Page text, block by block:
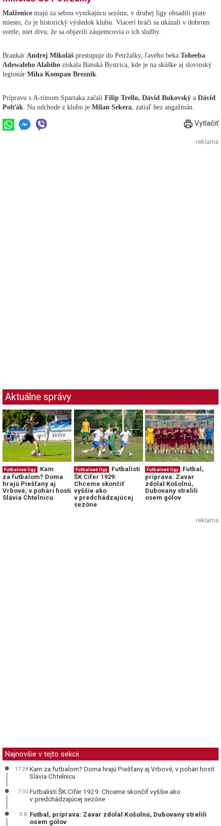
Malženice majú za sebou vynikajúcu sezónu, v druhej ligy obsadili piate
miesto, čo je historický výsledok klubu. Viacerí hráči sa ukázali v dobrom
svetle, niet divu, že sa objavili záujemcovia o ich služby.
Brankár Andrej Mikoláš prestupuje do Petržalky, ľavého beka Toheeba
Adewaleho Alabiho získala Banská Bystrica, kde je na skúške aj slovinský
legionár Miha Kompan Breznik.
Prípravu s A-tímom Spartaka začali Filip Trello, Dávid Bukovský a Dávid
Polťák. Na odchode z klubu je Milan Sekera, zatiaľ bez angažmán.
Vytlačiť
reklama
Aktuálne správy
Futbalové ligy
Kam
za futbalom? Doma
hrajú Piešťany aj
Vrbové, v pohári hostí
Slávia Chtelnicu
Futbalové ligy
Futbalisti
ŠK Cífer 1929:
Chceme skončiť
vyššie ako
v predchádzajúcej
sezóne
Futbalové ligy
Futbal,
príprava: Zavar
zdolal Košolnú,
Dubovany strelili
osem gólov
reklama
Najnovšie v tejto sekcii
17:28 Kam za futbalom? Doma hrajú Piešťany aj Vrbové, v pohári hostí
Slávia Chtelnicu
7:30 Futbalisti ŠK Cífer 1929: Chceme skončiť vyššie ako
v predchádzajúcej sezóne
3.8. Futbal, príprava: Zavar zdolal Košolnú, Dubovany strelili
osem gólov